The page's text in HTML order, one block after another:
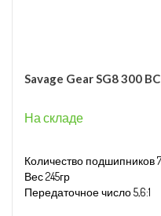
Savage Gear SG8 300 BC
На складе
Количество подшипников 7
Вес 245гр
Передаточное число 5,6:1